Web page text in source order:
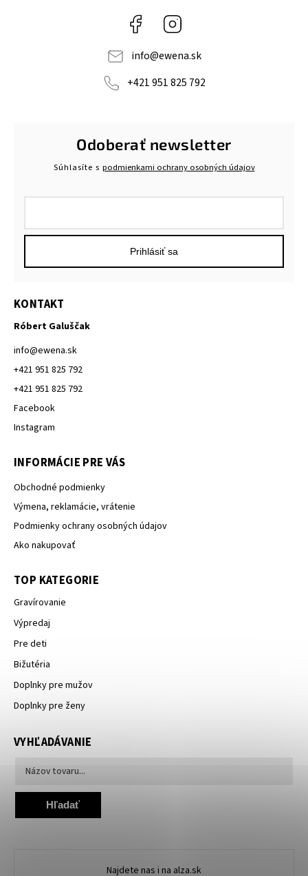
Facebook
info@ewena.sk
+421 951 825 792
Odoberať newsletter
Súhlasíte s podmienkami ochrany osobných údajov
Prihlásiť sa
KONTAKT
Róbert Galuščak
info@ewena.sk
+421 951 825 792
+421 951 825 792
Facebook
Instagram
INFORMÁCIE PRE VÁS
Obchodné podmienky
Výmena, reklamácie, vrátenie
Podmienky ochrany osobných údajov
Ako nakupovať
TOP KATEGORIE
Gravírovanie
Výpredaj
Pre deti
Bižutéria
Doplnky pre mužov
Doplnky pre ženy
VYHĽADÁVANIE
Hľadať
Najdete nas i na alza.sk